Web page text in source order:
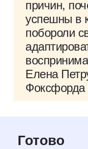
причин,
успешны в
побороли
Елена
Фоксфорда
Готово